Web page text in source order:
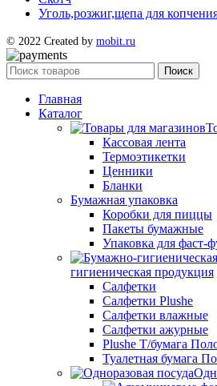
Уголь,розжиг,щепа для
© 2022 Created by mobit.ru
Поиск
Главная
Каталог
Кассовая лента
Термоэтикетки
Ценники
Бланки
Бумажная упаковка
Коробки для пиццы
Пакеты бумажные
Упаковка для фаст-
гигиеническая продукция
Салфетки
Салфетки Plushe
Салфетки влажные
Салфетки ажурные
Plushe Т/бумага
Туалетная бумага